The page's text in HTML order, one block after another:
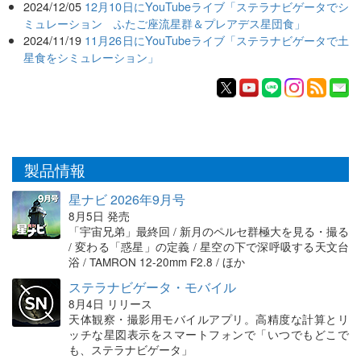
2024/12/05 12月10日にYouTubeライブ「ステラナビゲータでシ
ミュレーション ふたご座流星群＆プレアデス星団食」
2024/11/19 11月26日にYouTubeライブ「ステラナビゲータで土
星食をシミュレーション」
製品情報
星ナビ 2026年9月号
8月5日 発売
「宇宙兄弟」最終回 / 新月のペルセ群極大を見る・撮る
/ 変わる「惑星」の定義 / 星空の下で深呼吸する天文台
浴 / TAMRON 12-20mm F2.8 / ほか
ステラナビゲータ・モバイル
8月4日 リリース
天体観察・撮影用モバイルアプリ。高精度な計算とリ
ッチな星図表示をスマートフォンで「いつでもどこで
も、ステラナビゲータ」